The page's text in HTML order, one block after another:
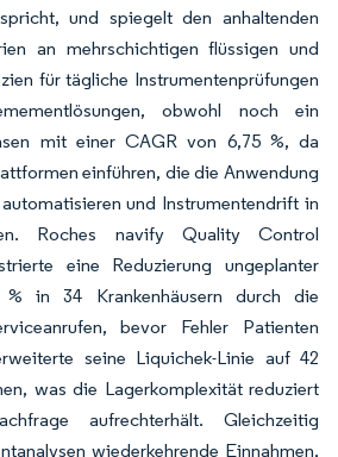
und spiegelt den anhaltenden
an mehrschichtigen flüssigen und
für tägliche Instrumentenprüfungen
obwohl noch ein
mit einer CAGR von 6,75 %, da
einführen, die die Anwendung
und Instrumentendrift in
Roches navify Quality Control
eine Reduzierung ungeplanter
in 34 Krankenhäusern durch die
bevor Fehler Patienten
seine Liquichek-Linie auf 42
was die Lagerkomplexität reduziert
aufrechterhält. Gleichzeitig
wiederkehrende Einnahmen,